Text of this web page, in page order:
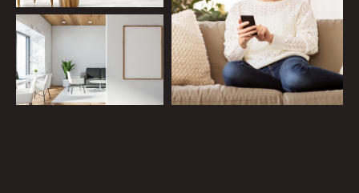
Parking Terrasse Piscine
Filtrer par